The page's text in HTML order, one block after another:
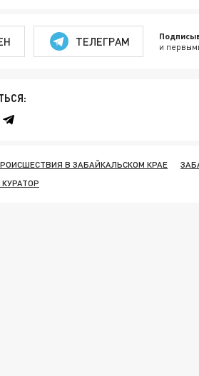
ТЕЛЕГРАМ и
В ЗАБАЙКАЛЬСКОМ КРАЕ